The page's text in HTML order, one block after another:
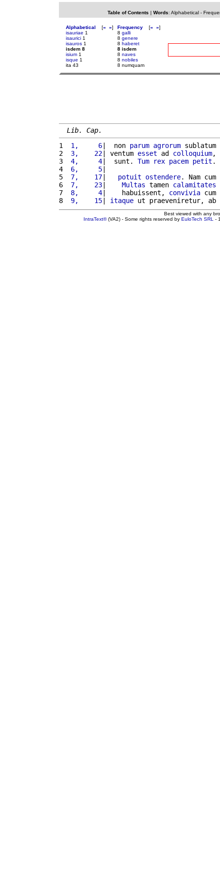
Table of Contents | Words: Alphabetical-
Alphabetical [« »]
isauriae 1
isaurici 1
isauros 1
isdem 8
isium 1
isque 1
ita 43
Frequency [« »]
8 galli
8 genere
8 haberet
8 isdem
8 naves
8 nobiles
8 numquam
Lib. Cap.
1
1,     6|  non parum agrorum sublatum
2
3,    22| ventum esset ad colloquium,
3
4,     4|  sunt. Tum rex pacem petit .
4
6,     5|
5
7,    17| potuit ostendere. Nam cum
6
7,    23| Multas tamen calamitates
7
8,     4|    habuissent, convivia cum
8
9,    15| itaque ut praeveniretur, ab
Best viewed with any
IntraText®(VA2) - Some rights reserved by EuloTech SRL -